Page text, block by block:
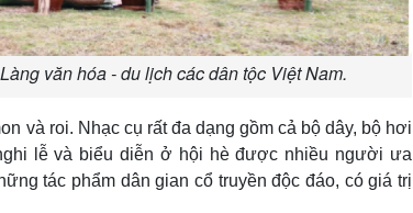
văn hóa - du lịch các dân tộc Việt Nam.
và roi. Nhạc cụ rất đa dạng gồm cả bộ dây, bộ hơi
lễ và biểu diễn ở hội hè đ­ược nhiều ng­ười ­ưa
tác phẩm dân gian cổ truyền độc đáo, có giá trị